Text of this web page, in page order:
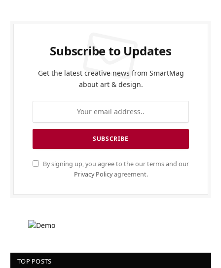
Subscribe to Updates
Get the latest creative news from SmartMag
about art & design.
By signing up, you agree to the our terms and our
Privacy Policyagreement.
TOP POSTS